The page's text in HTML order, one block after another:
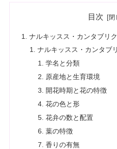
目次
ナルキッスス・カンタブリ
ナルキッスス・カンタブ
学名と分類
原産地と生育環境
開花時期と花の特徴
花の色と形
花弁の数と配置
葉の特徴
香りの有無